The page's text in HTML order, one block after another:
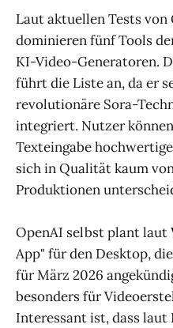
Laut aktuellen Tests
dominieren fünf Tools
KI-Video-Generatoren.
führt die Liste an, da er
revolutionäre Sora-
integriert. Nutzer
Texteingabe
sich in Qualität kaum
Produktionen
OpenAI selbst plant laut
App" für den Desktop,
für März 2026
besonders für
Interessant ist, dass laut